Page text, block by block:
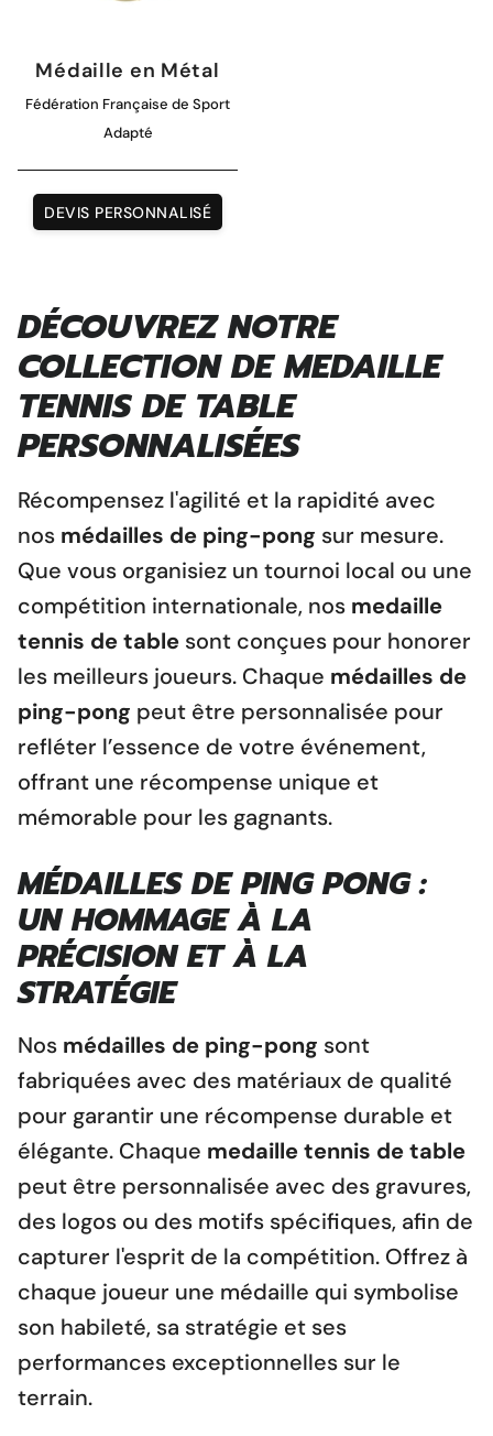
Médaille en Métal
Fédération Française de Sport
Adapté
DEVIS PERSONNALISÉ
DÉCOUVREZ NOTRE
COLLECTION DE MEDAILLE
TENNIS DE TABLE
PERSONNALISÉES
Récompensez l'agilité et la rapidité avec
nos médailles de ping-pong sur mesure.
Que vous organisiez un tournoi local ou une
compétition internationale, nos medaille
tennis de table sont conçues pour honorer
les meilleurs joueurs. Chaque médailles de
ping-pong peut être personnalisée pour
refléter l’essence de votre événement,
offrant une récompense unique et
mémorable pour les gagnants.
MÉDAILLES DE PING PONG:
UN HOMMAGE À LA
PRÉCISION ET À LA
STRATÉGIE
Nos médailles de ping-pong sont
fabriquées avec des matériaux de qualité
pour garantir une récompense durable et
élégante. Chaque medaille tennis de table
peut être personnalisée avec des gravures,
des logos ou des motifs spécifiques, afin de
capturer l'esprit de la compétition. Offrez à
chaque joueur une médaille qui symbolise
son habileté, sa stratégie et ses
performances exceptionnelles sur le
terrain.